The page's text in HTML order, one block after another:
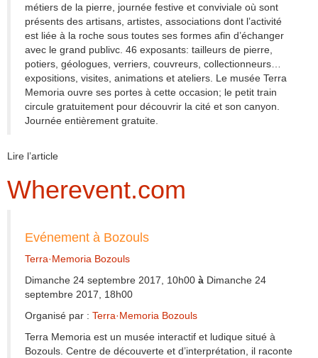
métiers de la pierre, journée festive et conviviale où sont
présents des artisans, artistes, associations dont l’activité
est liée à la roche sous toutes ses formes afin d’échanger
avec le grand publivc. 46 exposants: tailleurs de pierre,
potiers, géologues, verriers, couvreurs, collectionneurs…
expositions, visites, animations et ateliers. Le musée Terra
Memoria ouvre ses portes à cette occasion; le petit train
circule gratuitement pour découvrir la cité et son canyon.
Journée entièrement gratuite.
Lire l’article
Wherevent.com
Evénement à Bozouls
Terra·Memoria Bozouls
Dimanche 24 septembre 2017, 10h00 à Dimanche 24
septembre 2017, 18h00
Organisé par : Terra·Memoria Bozouls
Terra Memoria est un musée interactif et ludique situé à
Bozouls. Centre de découverte et d’interprétation, il raconte